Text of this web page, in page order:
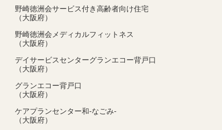
野崎徳洲会サービス付き高齢者向け住宅
（大阪府）
野崎徳洲会メディカルフィットネス
（大阪府）
デイサービスセンターグランエコー背戸口
（大阪府）
グランエコー背戸口
（大阪府）
ケアプランセンター和-なごみ-
（大阪府）